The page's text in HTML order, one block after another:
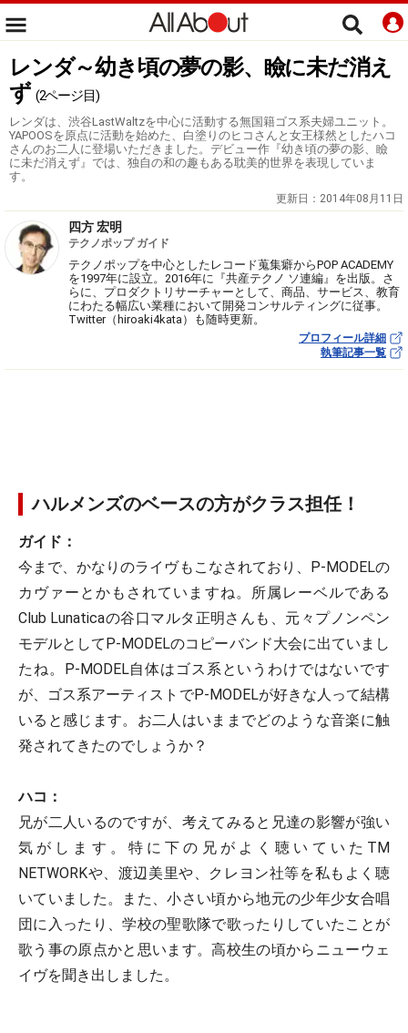
レンダ～幼き頃の夢の影、瞼に未だ消え
ず (2ページ目)
レンダは、渋谷LastWaltzを中心に活動する無国籍ゴス系夫婦ユニット。
YAPOOSを原点に活動を始めた、白塗りのヒコさんと女王様然としたハコ
さんのお二人に登場いただきました。デビュー作『幼き頃の夢の影、瞼
に未だ消えず』では、独自の和の趣もある耽美的世界を表現していま
す。
更新日： 2014年08月11日
四方 宏明
テクノポップ ガイド
テクノポップを中心としたレコード蒐集癖からPOP ACADEMY
を1997年に設立。2016年に『共産テクノ ソ連編』を出版。さ
らに、プロダクトリサーチャーとして、商品、サービス、教育
にわたる幅広い業種において開発コンサルティングに従事。
Twitter（hiroaki4kata）も随時更新。
プロフィール詳細
執筆記事一覧
ハルメンズのベースの方がクラス担任！
ガイド：
今まで、かなりのライヴもこなされており、P-MODELの
カヴァーとかもされていますね。所属レーベルである
Club Lunaticaの谷口マルタ正明さんも、元々プノンペン
モデルとしてP-MODELのコピーバンド大会に出ていまし
たね。P-MODEL自体はゴス系というわけではないです
が、ゴス系アーティストでP-MODELが好きな人って結構
いると感じます。お二人はいままでどのような音楽に触
発されてきたのでしょうか？
ハコ：
兄が二人いるのですが、考えてみると兄達の影響が強い
気がします。特に下の兄がよく聴いていたTM
NETWORKや、渡辺美里や、クレヨン社等を私もよく聴
いていました。また、小さい頃から地元の少年少女合唱
団に入ったり、学校の聖歌隊で歌ったりしていたことが
歌う事の原点かと思います。高校生の頃からニューウェ
イヴを聞き出しました。